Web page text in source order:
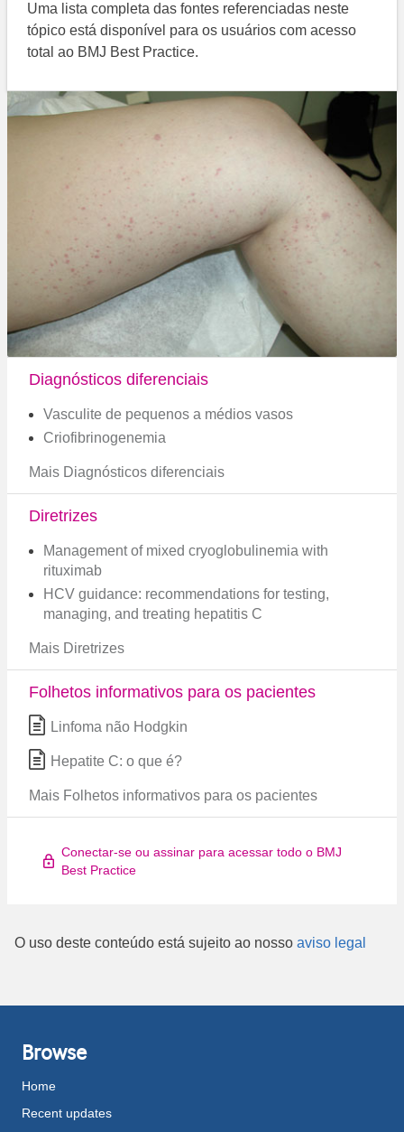
Uma lista completa das fontes referenciadas neste
tópico está disponível para os usuários com acesso
total ao BMJ Best Practice.
Diagnósticos diferenciais
Vasculite de pequenos a médios vasos
Criofibrinogenemia
Mais Diagnósticos diferenciais
Diretrizes
Management of mixed cryoglobulinemia with
rituximab
HCV guidance: recommendations for testing,
managing, and treating hepatitis C
Mais Diretrizes
Folhetos informativos para os pacientes
Linfoma não Hodgkin
Hepatite C: o que é?
Mais Folhetos informativos para os pacientes
Conectar-se ou assinar para acessar todo o BMJ
Best Practice
O uso deste conteúdo está sujeito ao nosso aviso legal
Browse
Home
Recent updates